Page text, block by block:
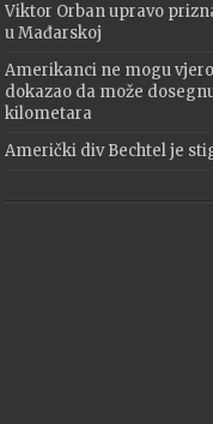
Viktor Orban upravo
u Mađarskoj
Amerikanci ne mogu
dokazao da može
kilometara
Američki div Bechtel je